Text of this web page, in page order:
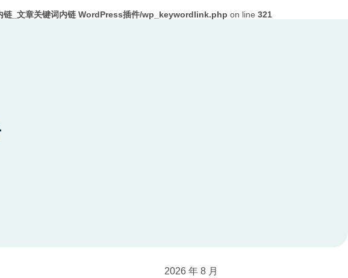
_文章关键词内链 WordPress插件/wp_keywordlink.php on line 321
2026 年 8 月